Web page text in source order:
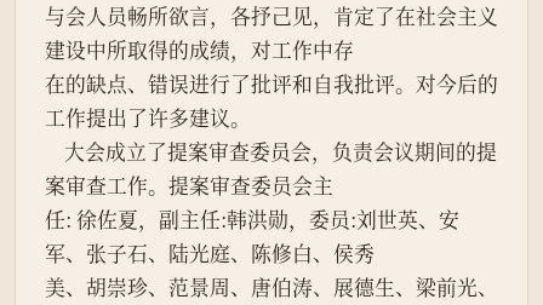
与会人员畅所欲言，各抒己见，肯定了在社会主义
建设中所取得的成绩，对工作中存
在的缺点、错误进行了批评和自我批评。对今后的
工作提出了许多建议。
案审查工作。提案审查委员会主
任: 徐佐夏，副主任:韩洪勋，委员:刘世英、安
军、张子石、陆光庭、陈修白、侯秀
美、胡崇珍、范景周、唐伯涛、展德生、梁前光、